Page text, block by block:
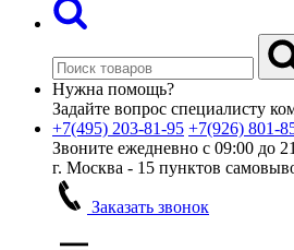
Нужна помощь?
Задайте вопрос специалисту
+7(495) 203-81-95 +7(926) 801-
Звоните ежедневно с 09:00 до
г. Москва - 15 пунктов
Заказать звонок